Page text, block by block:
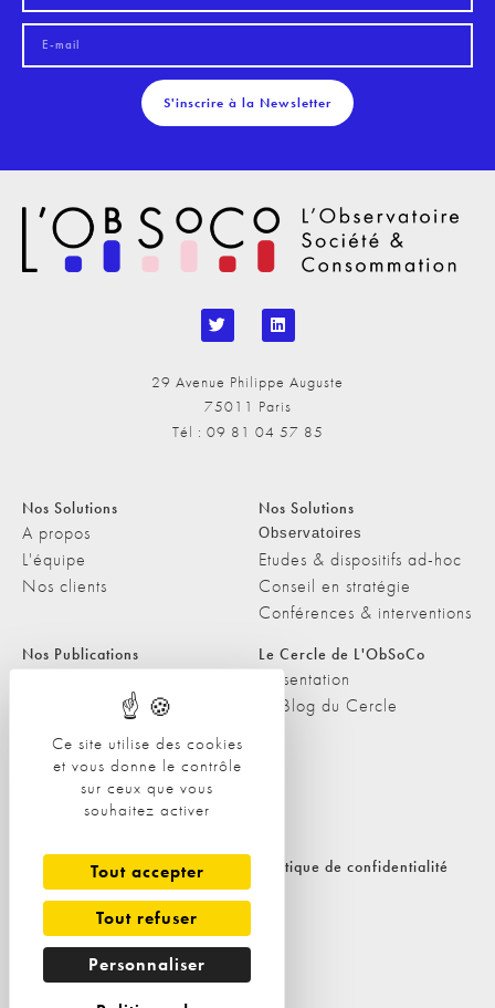
Ce site utilise des cookies
et vous donne le contrôle
sur ceux que vous
souhaitez activer
Tout accepter
Tout refuser
Personnaliser
S'inscrire à la Newsletter
29 Avenue Philippe Auguste
75011 Paris
Tél : 09 81 04 57 85
Nos Solutions
A propos
L'équipe
Nos clients
Nos Solutions
Observatoires
Etudes & dispositifs ad-hoc
Conseil en stratégie
Conférences & interventions
Nos Publications
Les Podcasts de L'ObSoCo
L'ObSoCo dans les médias
Le Cercle de L'ObSoCo
Présentation
Le Blog du Cercle
Contacts
Nous contacter
Politique de cookies Politique de confidentialité